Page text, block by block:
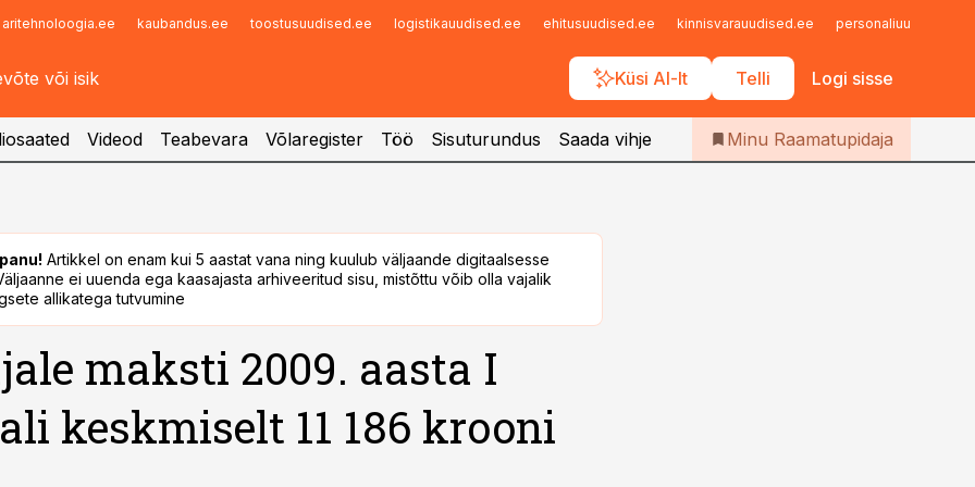
aritehnoloogia.ee kaubandus.ee toostusuudised.ee logistikauudised.ee ehitusuudised.ee kinnisvarauudised.ee personaliuudised.ee
Küsi AI-lt Telli Logi sisse
Infopank
Iseteenindus
Telli Raamatupidaja
Videod Teabevara Võlaregister Töö Sisuturundus Saada vihje Minu Raamatupidaja
Artikkel on enam kui 5 aastat vana ning kuulub väljaande digitaalsesse
ei uuenda ega kaasajasta arhiveeritud sisu, mistõttu võib olla vajalik
allikatega tutvumine
maksti 2009. aasta I
keskmiselt 11 186 krooni